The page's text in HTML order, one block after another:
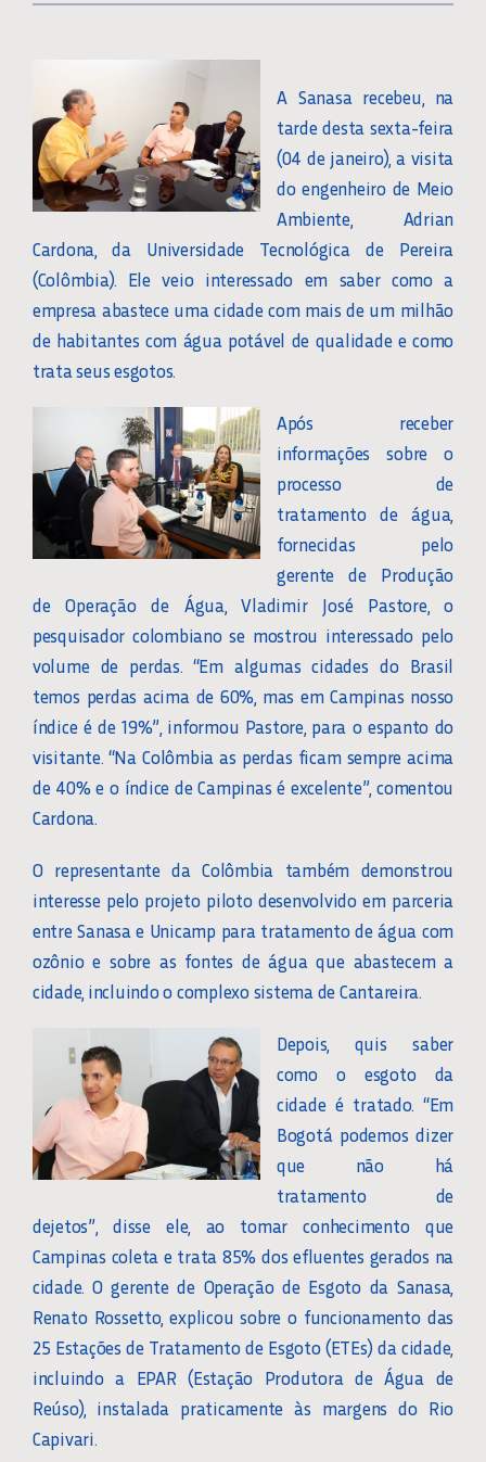
A Sanasa recebeu, na
tarde desta sexta-feira
(04 de janeiro), a visita
do engenheiro de Meio
Ambiente, Adrian
Cardona, da Universidade Tecnológica de Pereira
(Colômbia). Ele veio interessado em saber como a
empresa abastece uma cidade com mais de um milhão
de habitantes com água potável de qualidade e como
trata seus esgotos.
Após receber
informações sobre o
processo de
tratamento de água,
fornecidas pelo
gerente de Produção
de Operação de Água, Vladimir José Pastore, o
pesquisador colombiano se mostrou interessado pelo
volume de perdas. “Em algumas cidades do Brasil
temos perdas acima de 60%, mas em Campinas nosso
índice é de 19%”, informou Pastore, para o espanto do
visitante. “Na Colômbia as perdas ficam sempre acima
de 40% e o índice de Campinas é excelente”, comentou
Cardona.
O representante da Colômbia também demonstrou
interesse pelo projeto piloto desenvolvido em parceria
entre Sanasa e Unicamp para tratamento de água com
ozônio e sobre as fontes de água que abastecem a
cidade, incluindo o complexo sistema de Cantareira.
Depois, quis saber
como o esgoto da
cidade é tratado. “Em
Bogotá podemos dizer
que não há
tratamento de
dejetos”, disse ele, ao tomar conhecimento que
Campinas coleta e trata 85% dos efluentes gerados na
cidade. O gerente de Operação de Esgoto da Sanasa,
Renato Rossetto, explicou sobre o funcionamento das
25 Estações de Tratamento de Esgoto (ETEs) da cidade,
incluindo a EPAR (Estação Produtora de Água de
Reúso), instalada praticamente às margens do Rio
Capivari.